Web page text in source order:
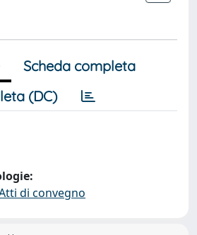
Scheda completa
(DC)
di convegno